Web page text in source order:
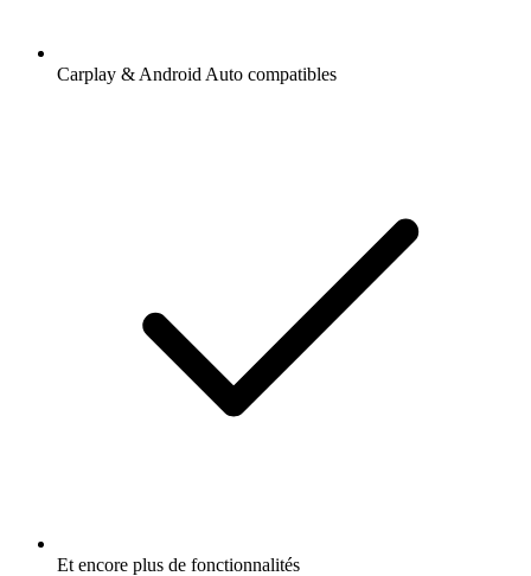
Carplay & Android Auto compatibles
Et encore plus de fonctionnalités